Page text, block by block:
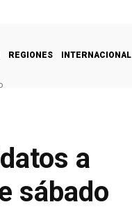
REGIONES INTERNACIONAL
a
sábado